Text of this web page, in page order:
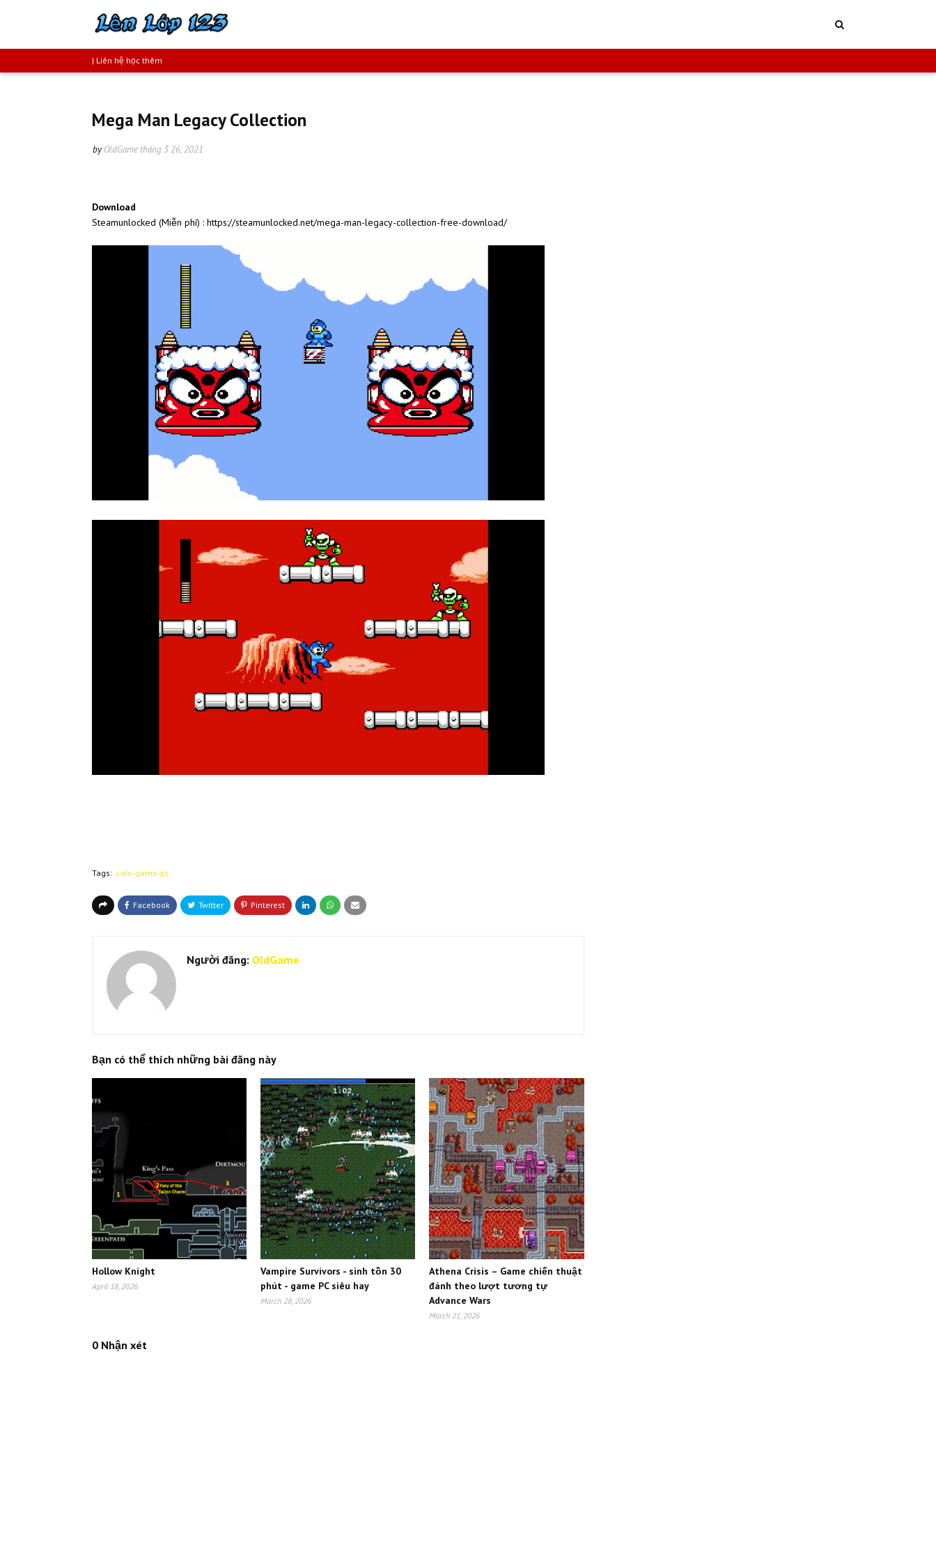
| Liên hệ học thêm
Mega Man Legacy Collection
by OldGame tháng 3 26, 2021
Download
Steamunlocked (Miễn phí) : https://steamunlocked.net/mega-man-legacy-collection-free-download/
Tags: cate-game-pc
Người đăng: OldGame
Bạn có thể thích những bài đăng này
Hollow Knight
April 18, 2026
Vampire Survivors - sinh tồn 30
phút - game PC siêu hay
March 28, 2026
Athena Crisis – Game chiến thuật
đánh theo lượt tương tự
Advance Wars
March 21, 2026
0 Nhận xét